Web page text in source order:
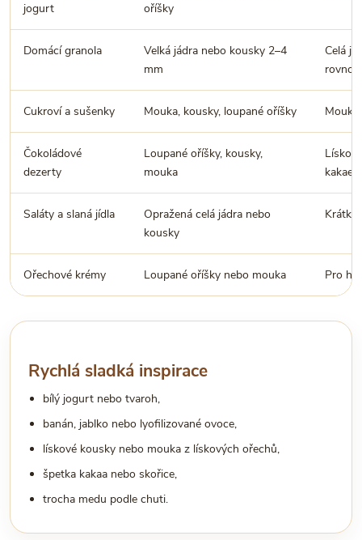
jogurt
oříšky
Domácí granola
Velká jádra nebo kousky 2–4
mm
Celá
rovnou.
Cukroví a sušenky Mouka, kousky, loupané oříšky
Čokoládové
dezerty
Loupané oříšky, kousky,
mouka
Saláty a slaná jídla
Opražená celá jádra nebo
kousky
Krátké
Ořechové krémy Loupané oříšky nebo mouka Pro
Rychlá sladká inspirace
bílý jogurt nebo tvaroh,
banán, jablko nebo lyofilizované ovoce,
lískové kousky nebo mouka z lískových ořechů,
špetka kakaa nebo skořice,
trocha medu podle chuti.